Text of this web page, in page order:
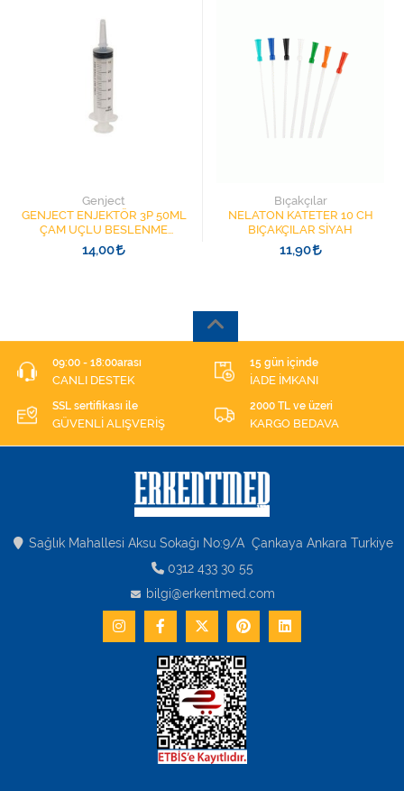
Genject
GENJECT ENJEKTÖR 3P 50ML
ÇAM UÇLU BESLENME
ŞIRINGASI 1852412 KATATER
UÇLU
14,00
Bıçakçılar
NELATON KATETER 10 CH
BIÇAKÇILAR SİYAH
11,90
09:00 - 18:00arası
CANLI DESTEK
15 gün içinde
İADE İMKANI
SSL sertifikası ile
GÜVENLİ ALIŞVERİŞ
2000 TL ve üzeri
KARGO BEDAVA
Sağlık Mahallesi Aksu Sokağı No:9/A Çankaya Ankara Turkiye
0312 433 30 55
bilgi@erkentmed.com